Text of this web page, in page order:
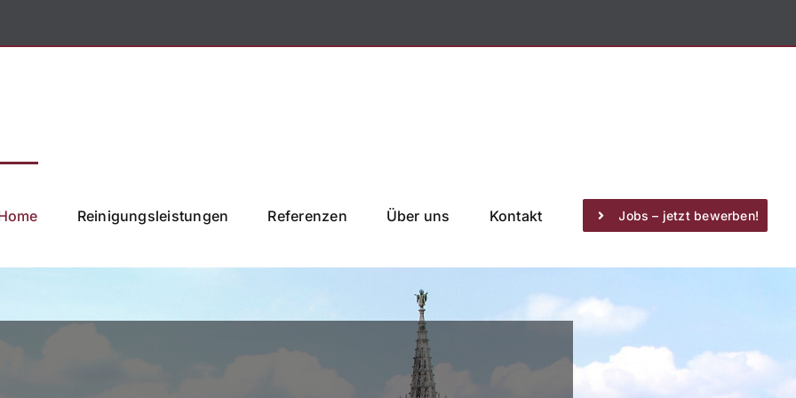
Reinigungsleistungen Referenzen Über uns Kontakt Jobs – jetzt bewerben!